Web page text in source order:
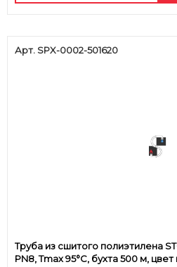
Арт. SPX-0002-501620
Труба из сшитого полиэтилена
PN8, Tmax 95°C, бухта 500 м,